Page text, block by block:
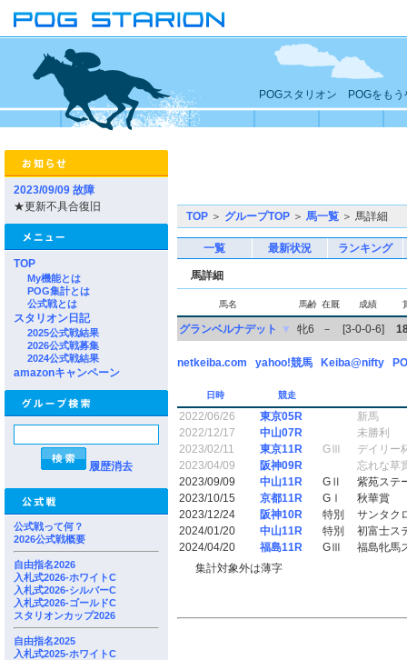
POGスタリオン POGをもう
2023/09/09 故障
★更新不具合復旧
TOP
My機能とは
POG集計とは
公式戦とは
スタリオン日記
2025公式戦結果
2026公式戦募集
2024公式戦結果
amazonキャンペーン
履歴消去
公式戦って何？
2026公式戦概要
自由指名2026
入札式2026-ホワイトC
入札式2026-シルバーC
入札式2026-ゴールドC
スタリオンカップ2026
自由指名2025
入札式2025-ホワイトC
TOP ＞ グループTOP ＞ 馬一覧 ＞ 馬詳細
一覧 最新状況 ランキング
馬詳細
馬名 馬齢 在厩 成績
グランベルナデット ▼ 牝6 － [3-0-0-6]
netkeiba.com yahoo!競馬 Keiba@nifty
日時 競走
2022/06/26 東京05R
新馬
2022/12/17
中山07R
未勝利
2023/02/11
東京11R GⅢ
デイリー
2023/04/09
阪神09R
忘れな草
2023/09/09
中山11R GⅡ
紫苑ステ
2023/10/15
京都11R GⅠ
秋華賞
2023/12/24
阪神10R 特別
サンタク
2024/01/20
中山11R 特別
初富士ス
2024/04/20
福島11R GⅢ
福島牝馬
集計対象外は薄字